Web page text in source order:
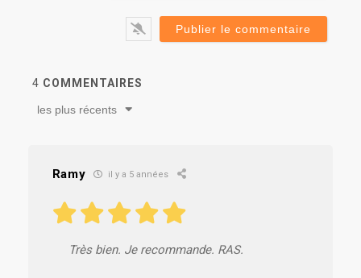
4 COMMENTAIRES
les plus récents
Ramy il y a 5 années
Très bien. Je recommande. RAS.